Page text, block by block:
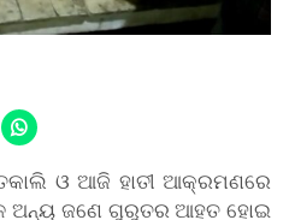
ଓ ଆଜି ହାତୀ ଆକ୍ରମଣରେ
ଅନ୍ୟ ଜଣେ ଗୁରୁତର ଆହତ ହୋଇ